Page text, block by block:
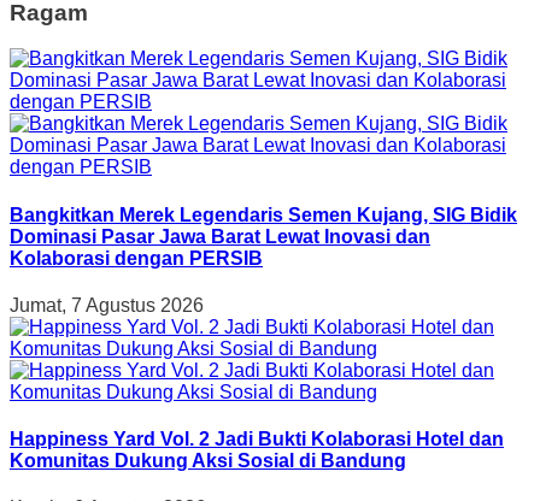
Ragam
Bangkitkan Merek Legendaris Semen Kujang, SIG Bidik
Dominasi Pasar Jawa Barat Lewat Inovasi dan
Kolaborasi dengan PERSIB
Jumat, 7 Agustus 2026
Happiness Yard Vol. 2 Jadi Bukti Kolaborasi Hotel dan
Komunitas Dukung Aksi Sosial di Bandung